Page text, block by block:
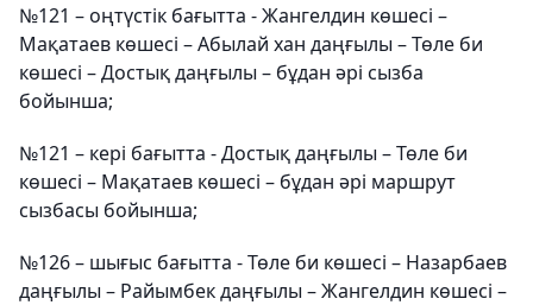
№121 – оңтүстік бағытта - Жангелдин көшесі –
Мақатаев көшесі – Абылай хан даңғылы – Төле би
көшесі – Достық даңғылы – бұдан әрі сызба
бойынша;
№121 – кері бағытта - Достық даңғылы – Төле би
көшесі – Мақатаев көшесі – бұдан әрі маршрут
сызбасы бойынша;
№126 – шығыс бағытта - Төле би көшесі – Назарбаев
даңғылы – Райымбек даңғылы – Жангелдин көшесі –